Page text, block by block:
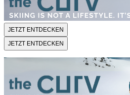
JETZT ENTDECKEN
JETZT ENTDECKEN